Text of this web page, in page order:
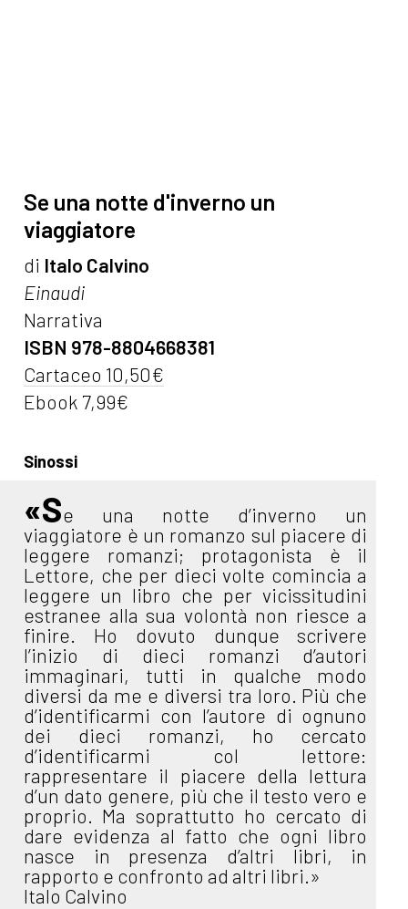
Se una notte d'inverno un
viaggiatore
di Italo Calvino
Einaudi
Narrativa
ISBN 978-8804668381
Cartaceo 10,50€
Ebook 7,99€
Sinossi
«Se una notte d’inverno un
viaggiatore è un romanzo sul piacere di
leggere romanzi; protagonista è il
Lettore, che per dieci volte comincia a
leggere un libro che per vicissitudini
estranee alla sua volontà non riesce a
finire. Ho dovuto dunque scrivere
l’inizio di dieci romanzi d’autori
immaginari, tutti in qualche modo
diversi da me e diversi tra loro. Più che
d’identificarmi con l’autore di ognuno
dei dieci romanzi, ho cercato
d’identificarmi col lettore:
rappresentare il piacere della lettura
d’un dato genere, più che il testo vero e
proprio. Ma soprattutto ho cercato di
dare evidenza al fatto che ogni libro
nasce in presenza d’altri libri, in
rapporto e confronto ad altri libri.»
Italo Calvino